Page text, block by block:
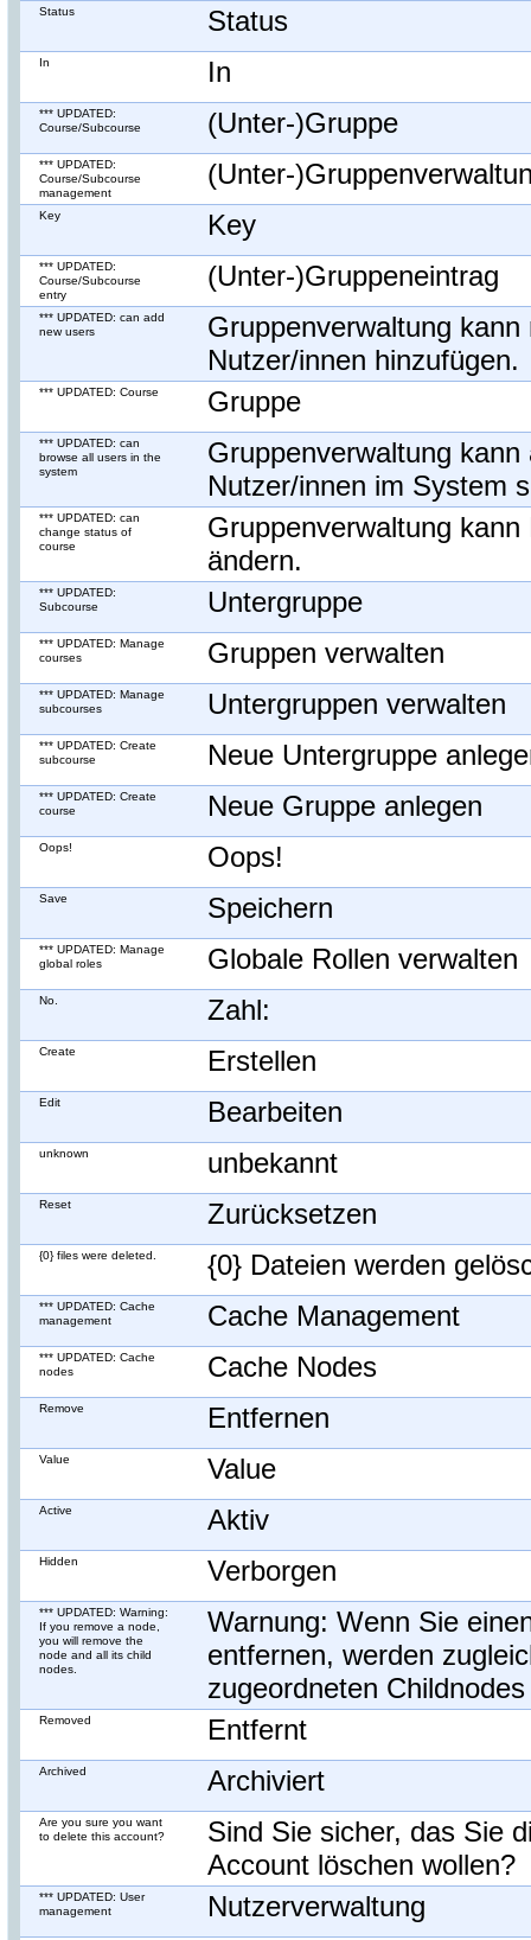
Status Status
In In
*** UPDATED:
Course/Subcourse
(Unter-)Gruppe
*** UPDATED:
Course/Subcourse
management
(Unter-
Key Key
*** UPDATED:
Course/Subcourse
entry
(Unter-)Gruppeneintrag
*** UPDATED: can add
new users
Gruppenverwaltung kann
Nutzer/innen hinzufügen.
*** UPDATED: Course Gruppe
*** UPDATED: can
browse all users in the
system
Gruppenverwaltung kann
Nutzer/innen im System
*** UPDATED: can
change status of
course
Gruppenverwaltung kann
ändern.
*** UPDATED:
Subcourse
Untergruppe
*** UPDATED: Manage
courses
Gruppen verwalten
*** UPDATED: Manage
subcourses
Untergruppen verwalten
*** UPDATED: Create
subcourse
Neue Untergruppe
*** UPDATED: Create
course
Neue Gruppe anlegen
Oops! Oops!
Save Speichern
*** UPDATED: Manage
global roles
Globale Rollen verwalten
No. Zahl:
Create Erstellen
Edit Bearbeiten
unknown unbekannt
Reset Zurücksetzen
{0} files were deleted. {0} Dateien werden
*** UPDATED: Cache
management
Cache Management
*** UPDATED: Cache
nodes
Cache Nodes
Remove Entfernen
Value Value
Active Aktiv
Hidden Verborgen
*** UPDATED: Warning:
If you remove a node,
you will remove the
node and all its child
nodes.
Warnung: Wenn Sie
entfernen, werden
zugeordneten
Removed Entfernt
Archived Archiviert
Are you sure you want
to delete this account?
Sind Sie sicher, das Sie
Account löschen wollen?
*** UPDATED: User
management
Nutzerverwaltung